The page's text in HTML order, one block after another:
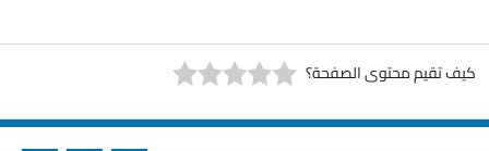
كيف تقيم محتوى الصفحة؟